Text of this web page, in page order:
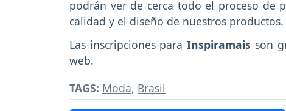
podrán ver de cerca todo el proceso de
calidad y el diseño de nuestros productos.
Las inscripciones paraInspiramais son
web.
TAGS: Moda, Brasil